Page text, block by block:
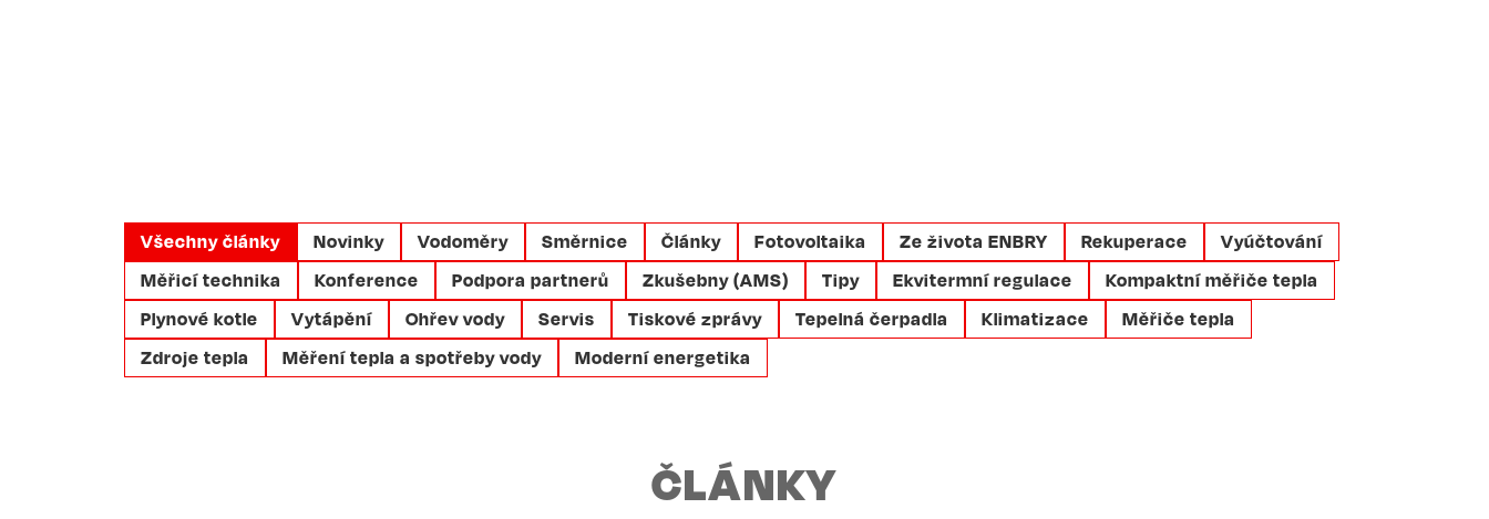
Všechny články Novinky Vodoměry Směrnice Články Fotovoltaika Ze života ENBRY Rekuperace
Vyúčtování
Měřicí technika
Konference Podpora partnerů Zkušebny (AMS) Tipy Ekvitermní regulace
Kompaktní měřiče tepla
Plynové kotle
Vytápění Ohřev vody Servis Tiskové zprávy Tepelná čerpadla Klimatizace
Měřiče tepla
Zdroje tepla
Měření tepla a spotřeby vody Moderní energetika
ČLÁNKY